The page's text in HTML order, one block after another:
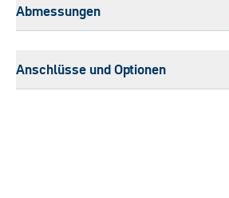
Abmessungen
Anschlüsse und Optionen